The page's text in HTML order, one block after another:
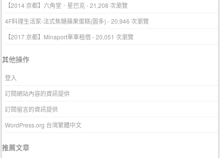
【2014 京都】六角堂．星巴克- 21,208 次瀏覽
4F料理生活家-法式焦糖蘋果蛋糕(圖多) - 20,946 次瀏覽
【2017 京都】Minaport單車租借- 20,051 次瀏覽
其他操作
登入
訂閱網站內容的資訊提供
訂閱留言的資訊提供
WordPress.org 台灣繁體中文
推薦文章